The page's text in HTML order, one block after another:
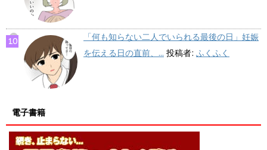
「何も知らない二人でいられる最後の日」妊娠
を伝える日の直前、... 投稿者: ふくふく
電子書籍